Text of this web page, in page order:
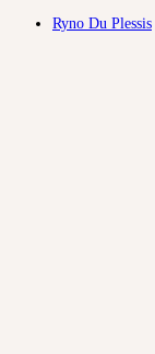
Ryno Du Plessis